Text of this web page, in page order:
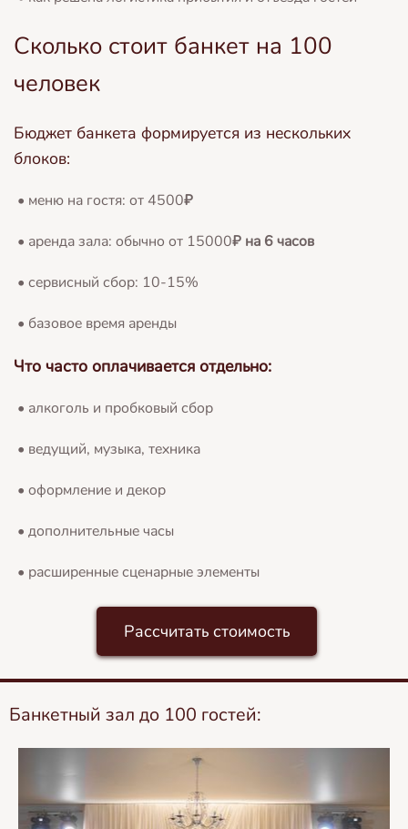
Сколько стоит банкет на 100
человек
Бюджет банкета формируется из нескольких
блоков:
• меню на гостя: от 4500₽
• аренда зала: обычно от 15000₽ на 6 часов
• сервисный сбор: 10-15%
• базовое время аренды
Что часто оплачивается отдельно:
• алкоголь и пробковый сбор
• ведущий, музыка, техника
• оформление и декор
• дополнительные часы
• расширенные сценарные элементы
Рассчитать стоимость
Банкетный зал до 100 гостей: